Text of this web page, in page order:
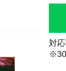
対
※30